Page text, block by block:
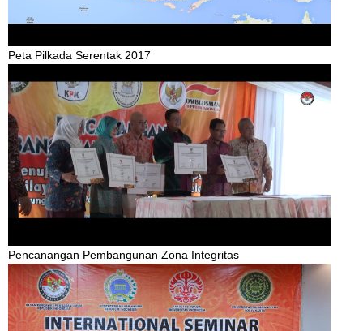
Peta Pilkada Serentak 2017
Pencanangan Pembangunan Zona Integritas